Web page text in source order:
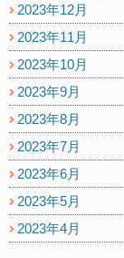
2023年12月
2023年11月
2023年10月
2023年9月
2023年8月
2023年7月
2023年6月
2023年5月
2023年4月